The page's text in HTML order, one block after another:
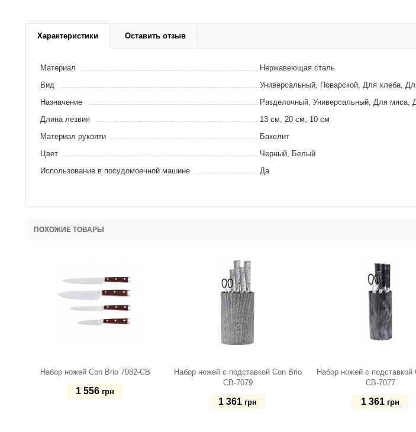
Характеристики Оставить отзыв
Материал
Нержавеющая сталь
Вид
Универсальный, Поварской, Для хлеба,
Назначение
Разделочный, Универсальный, Для мяса,
Длина лезвия
13 см, 20 см, 10 см
Материал рукояти
Бакелит
Цвет
Черный, Белый
Использование в посудомоечной машине
Да
ПОХОЖИЕ ТОВАРЫ
Набор ножей Con Brio 7082-CB
1 556 грн
Набор ножей с подставкой Con Brio
СВ-7079
1 361 грн
Набор ножей с подставкой
СВ-7077
1 361 грн